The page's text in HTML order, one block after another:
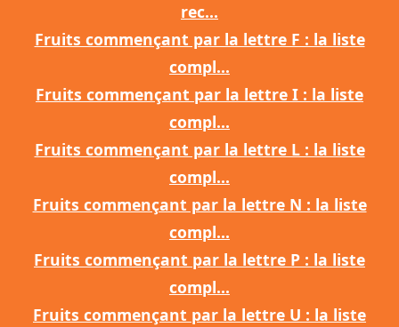
rec...
Fruits commençant par la lettre F : la liste
compl...
Fruits commençant par la lettre I : la liste
compl...
Fruits commençant par la lettre L : la liste
compl...
Fruits commençant par la lettre N : la liste
compl...
Fruits commençant par la lettre P : la liste
compl...
Fruits commençant par la lettre U : la liste